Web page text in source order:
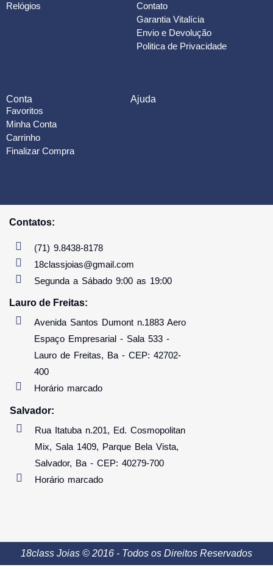
Relógios
Contato
Garantia Vitalícia
Envio e Devolução
Politica de Privacidade
Conta
Favoritos
Minha Conta
Carrinho
Finalizar Compra
Ajuda
Contatos:
(71) 9.8438-8178
18classjoias@gmail.com
Segunda a Sábado 9:00 as 19:00
Lauro de Freitas:
Avenida Santos Dumont n.1883 Aero
Espaço Empresarial - Sala 533 -
Lauro de Freitas, Ba - CEP: 42702-
400
Horário marcado
Salvador:
Rua Itatuba n.201, Ed. Cosmopolitan
Mix, Sala 1409, Parque Bela Vista,
Salvador, Ba - CEP: 40279-700
Horário marcado
18class Joias © 2016 - Todos os Direitos Reservados